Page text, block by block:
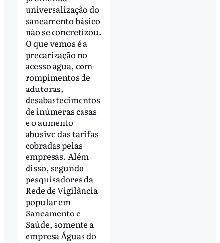
universalização do
saneamento básico
não se concretizou.
O que vemos é a
precarização no
acesso água, com
rompimentos de
adutoras,
desabastecimentos
de inúmeras casas
e o aumento
abusivo das tarifas
cobradas pelas
empresas. Além
disso, segundo
pesquisadores da
Rede de Vigilância
popular em
Saneamento e
Saúde, somente a
empresa Águas do